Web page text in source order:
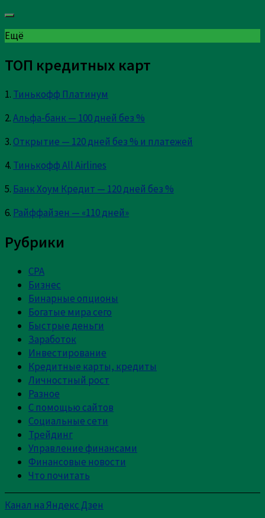
Ещё
ТОП кредитных карт
1. Тинькофф Платинум
2.Альфа-банк — 100 дней без %
3. Открытие — 120 дней без % и платежей
4. Тинькофф All Airlines
5. Банк Хоум Кредит — 120 дней без %
6. Райффайзен — «110 дней»
Рубрики
CPA
Бизнес
Бинарные опционы
Богатые мира сего
Быстрые деньги
Заработок
Инвестирование
Кредитные карты, кредиты
Личностный рост
Разное
С помощью сайтов
Социальные сети
Трейдинг
Управление финансами
Финансовые новости
Что почитать
Канал на Яндекс Дзен